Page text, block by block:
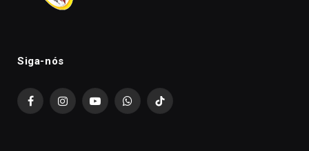
Siga-nós
FacebookInstagramYouTubeWhatsAppTikTok